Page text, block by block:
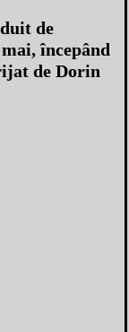
de
începând
de Dorin